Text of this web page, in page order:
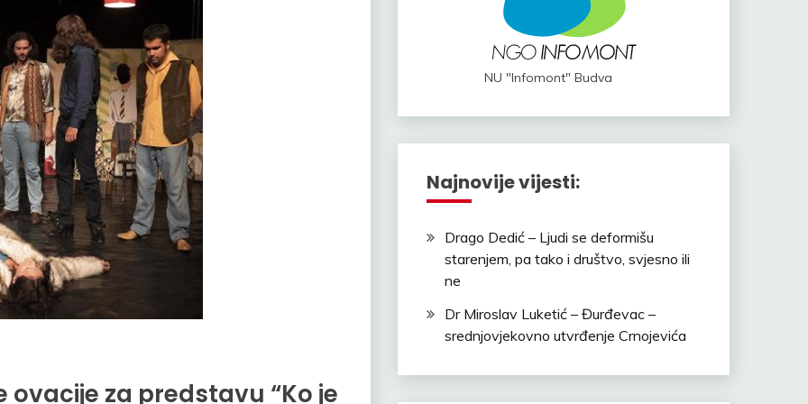
za predstavu “Ko je
NU "Infomont" Budva
Najnovije vijesti:
Drago Dedić – Ljudi se deformišu
starenjem, pa tako i društvo, svjesno ili
ne
Dr Miroslav Luketić – Đurđevac –
srednjovjekovno utvrđenje Crnojevića